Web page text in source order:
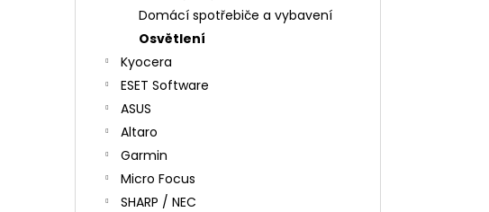
Domácí spotřebiče a vybavení
Osvětlení
Kyocera
ESET Software
ASUS
Altaro
Garmin
Micro Focus
SHARP / NEC